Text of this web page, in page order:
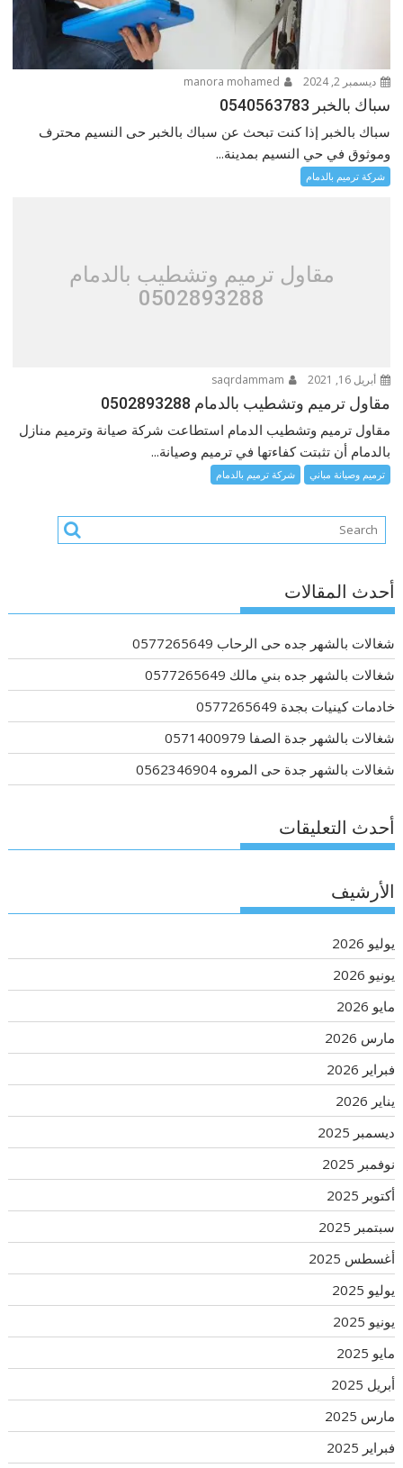
ديسمبر 2, 2024
سباك بالخبر 0540563783
سباك بالخبر إذا كنت تبحث عن سباك بالخبر حى النسيم محترف
وموثوق في حي النسيم بمدينة...
شركة ترميم بالدمام
مقاول ترميم وتشطيب بالدمام
0502893288
أبريل 16, 2021
مقاول ترميم وتشطيب بالدمام 0502893288
مقاول ترميم وتشطيب الدمام استطاعت شركة صيانة وترميم منازل
بالدمام أن تثبتت كفاءتها في ترميم وصيانة...
ترميم وصيانة مباني شركة ترميم بالدمام
أحدث المقالات
شغالات بالشهر جده حى الرحاب 0577265649
شغالات بالشهر جده بني مالك 0577265649
خادمات كينيات بجدة 0577265649
شغالات بالشهر جدة الصفا 0571400979
شغالات بالشهر جدة حى المروه 0562346904
أحدث التعليقات
الأرشيف
يوليو 2026
يونيو 2026
مايو 2026
مارس 2026
فبراير 2026
يناير 2026
ديسمبر 2025
نوفمبر 2025
أكتوبر 2025
سبتمبر 2025
أغسطس 2025
يوليو 2025
يونيو 2025
مايو 2025
أبريل 2025
مارس 2025
فبراير 2025